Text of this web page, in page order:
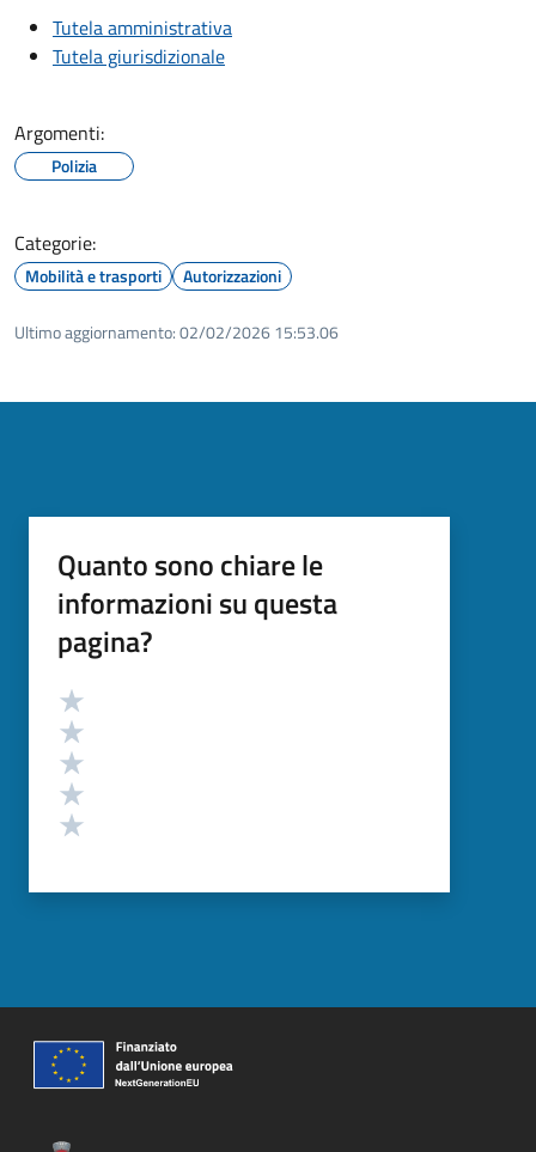
Tutela amministrativa
Tutela giurisdizionale
Argomenti:
Polizia
Categorie:
Mobilità e trasporti Autorizzazioni
Ultimo aggiornamento:02/02/2026 15:53.06
Quanto sono chiare le
informazioni su questa
pagina?
Valutazione